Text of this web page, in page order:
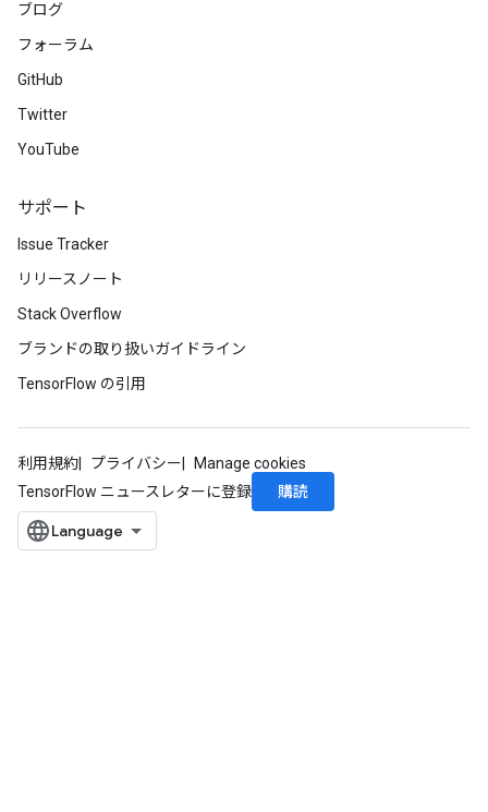
ブログ
フォーラム
GitHub
Twitter
YouTube
サポート
Issue Tracker
リリースノート
Stack Overflow
ブランドの取り扱いガイドライン
TensorFlow の引用
利用規約 プライバシー
Manage cookies
TensorFlow ニュースレターに登録
購読